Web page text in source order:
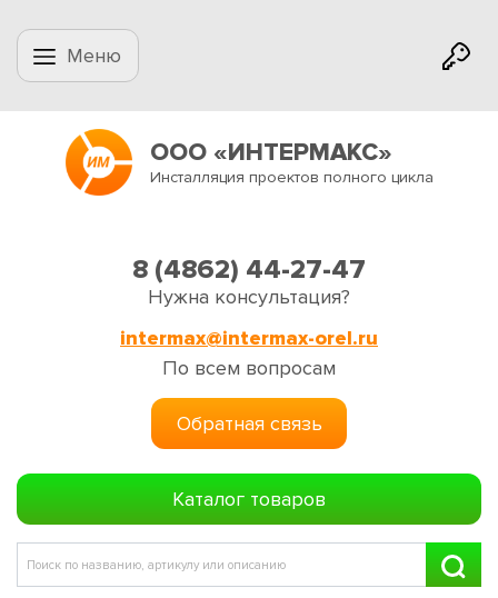
Меню
ООО «ИНТЕРМАКС»
Инсталляция проектов полного цикла
8 (4862) 44-27-47
Нужна консультация?
intermax@intermax-orel.ru
По всем вопросам
Обратная связь
Каталог товаров